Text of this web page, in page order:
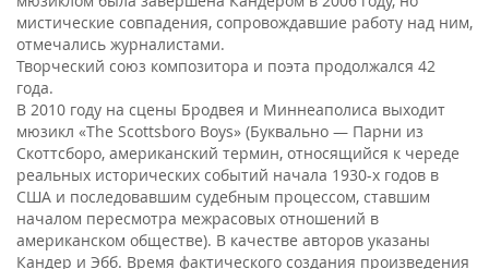
мистические совпадения, сопровождавшие работу над ним,
отмечались журналистами.
Творческий союз композитора и поэта продолжался 42
года.
В 2010 году на сцены Бродвея и Миннеаполиса выходит
мюзикл «The Scottsboro Boys» (Буквально — Парни из
Скоттсборо, американский термин, относящийся к череде
реальных исторических событий начала 1930-х годов в
США и последовавшим судебным процессом, ставшим
началом пересмотра межрасовых отношений в
американском обществе). В качестве авторов указаны
Кандер и Эбб. Время фактического создания произведения